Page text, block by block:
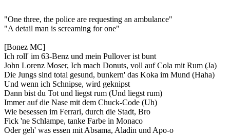
"One three, the police are requesting an ambulance"
"A detail man is screaming for one"
[Bonez MC]
Ich roll' im 63-Benz und mein Pullover ist bunt
John Lorenz Moser, Ich mach Donuts, voll auf Cola mit Rum (Ja)
Die Jungs sind total gesund, bunkern' das Koka im Mund (Haha)
Und wenn ich Schnipse, wird geknipst
Dann bist du Tot und liegst rum (Und liegst rum)
Immer auf die Nase mit dem Chuck-Code (Uh)
Wie besessen im Ferrari, durch die Stadt, Bro
Fick 'ne Schlampe, tanke Farbe in Monaco
Oder geh' was essen mit Absama, Aladin und Apo-o